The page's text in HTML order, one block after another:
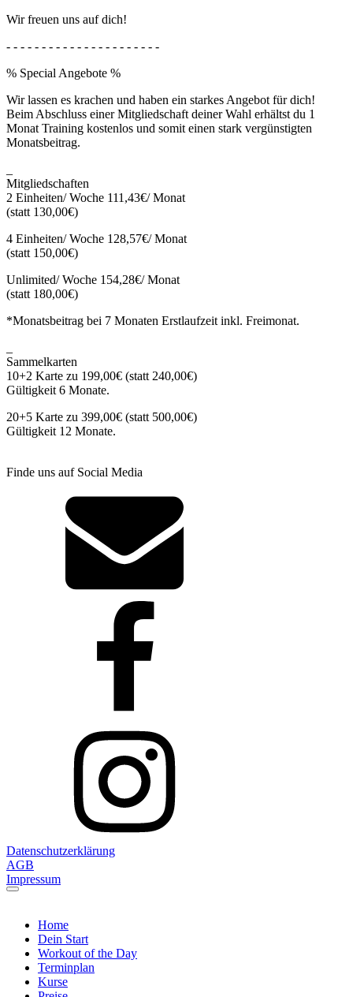
Wir freuen uns auf dich!
- - - - - - - - - - - - - - - - - - - - - -
% Special Angebote %
Wir lassen es krachen und haben ein starkes Angebot für dich!
Beim Abschluss einer Mitgliedschaft deiner Wahl erhältst du 1
Monat Training kostenlos und somit einen stark vergünstigten
Monatsbeitrag.
Mitgliedschaften
2 Einheiten/ Woche 111,43€/ Monat
(statt 130,00€)
4 Einheiten/ Woche 128,57€/ Monat
(statt 150,00€)
Unlimited/ Woche 154,28€/ Monat
(statt 180,00€)
*Monatsbeitrag bei 7 Monaten Erstlaufzeit inkl. Freimonat.
Sammelkarten
10+2 Karte zu 199,00€ (statt 240,00€)
Gültigkeit 6 Monate.
20+5 Karte zu 399,00€ (statt 500,00€)
Gültigkeit 12 Monate.
Finde uns auf Social Media
Datenschutzerklärung
AGB
Impressum
Home
Dein Start
Workout of the Day
Terminplan
Kurse